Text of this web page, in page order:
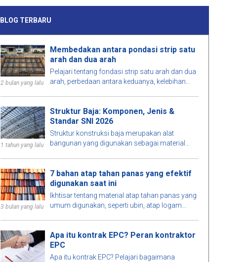
BLOG TERBARU
2 bulan yang lalu
Membedakan antara pondasi strip satu
arah dan dua arah
Pelajari tentang fondasi strip satu arah dan dua
arah, perbedaan antara keduanya, kelebihan
1 tahun yang lalu
Struktur Baja: Komponen, Jenis &
Standar SNI 2026
Struktur konstruksi baja merupakan alat
bangunan yang digunakan sebagai material
baja menjelaskan aplikasi struktur baja pada
gedung, jembatan, gudang, serta infrastruktur
modern berkat proses fabrikasi cepat dan
efisiensi dalam pembangunan.
3 bulan yang lalu
7 bahan atap tahan panas yang efektif
digunakan saat ini
Ikhtisar tentang material atap tahan panas yang
umum digunakan, seperti ubin, atap logam
Apa itu kontrak EPC? Peran kontraktor
EPC
Apa itu kontrak EPC? Pelajari bagaimana